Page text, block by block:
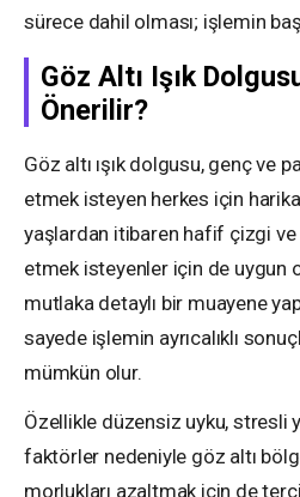
sürece dahil olması; işlemin
Göz Altı Işık
Önerilir?
Göz altı ışık dolgusu, genç ve
etmek isteyen herkes için
yaşlardan itibaren hafif çizgi
etmek isteyenler için de uygun
mutlaka detaylı bir muayene
sayede işlemin ayrıcalıklı
mümkün olur.
Özellikle düzensiz uyku, stresli
faktörler nedeniyle göz altı
morlukları azaltmak için de